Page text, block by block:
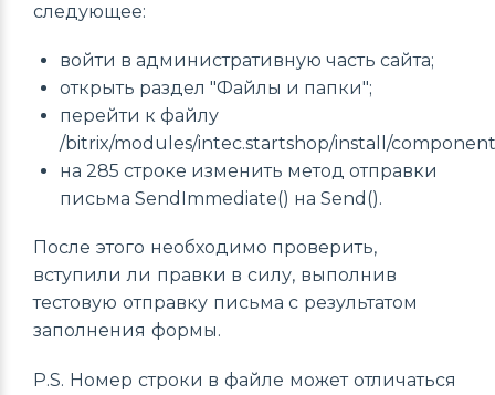
следующее:
войти в административную часть сайта;
открыть раздел "Файлы и папки";
перейти к файлу
/bitrix/modules/intec.startshop/install/
на 285 строке изменить метод отправки
письма SendImmediate() на Send().
После этого необходимо проверить,
вступили ли правки в силу, выполнив
тестовую отправку письма с результатом
заполнения формы.
P.S. Номер строки в файле может отличаться